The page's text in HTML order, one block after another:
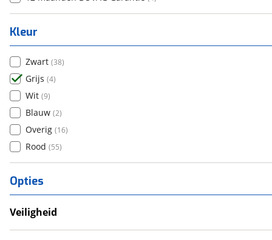
Kleur
Zwart (38)
Grijs (4)
Wit (9)
Blauw (2)
Overig (16)
Rood (55)
Opties
Veiligheid